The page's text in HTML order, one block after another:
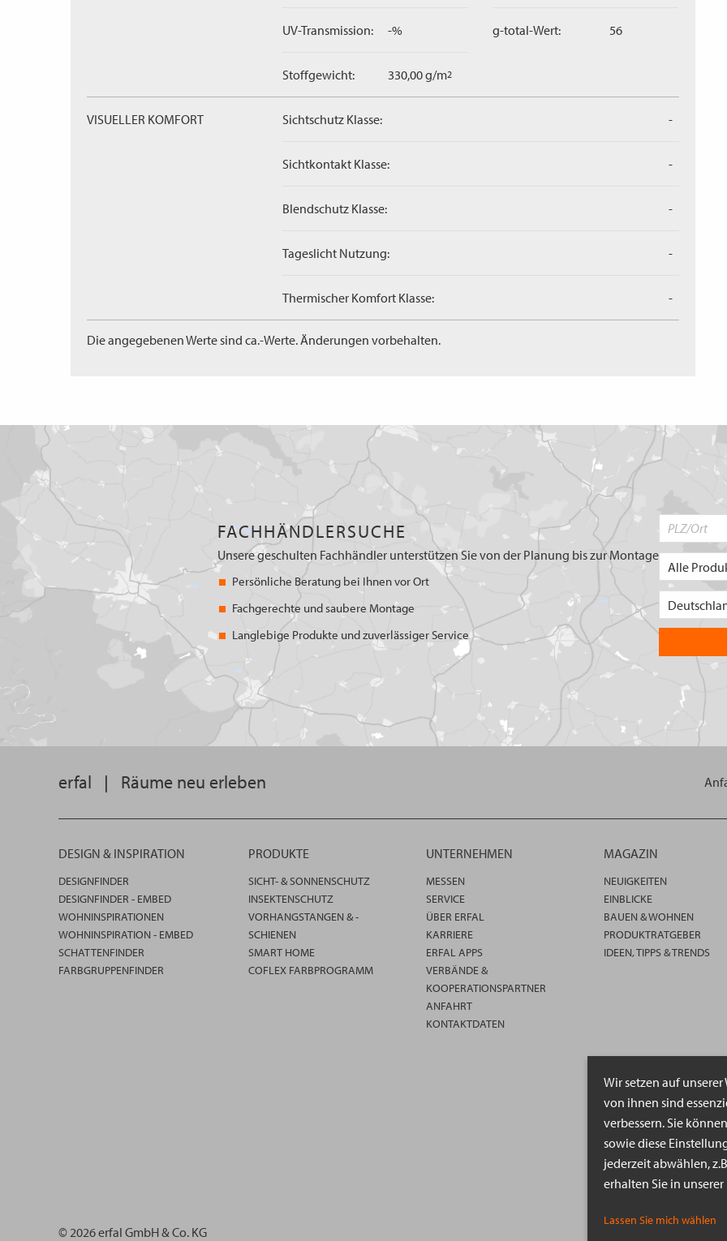
Wir setzen auf
von ihnen sind
verbessern. Sie
sowie diese
jederzeit abwählen,
erhalten Sie in
Lassen Sie mich wählen
UV-Transmission: -%
Stoffgewicht: 330,00 g/m2
g-total-Wert: 56
VISUELLER KOMFORT Sichtschutz Klasse: -
Sichtkontakt Klasse: -
Blendschutz Klasse: -
Tageslicht Nutzung: -
Thermischer Komfort Klasse: -
Die angegebenen Werte sind ca.-Werte. Änderungen vorbehalten.
FACHHÄNDLERSUCHE
Unsere geschulten Fachhändler unterstützen Sie von der Planung bis zur Montage
Persönliche Beratung bei Ihnen vor Ort
Fachgerechte und saubere Montage
Langlebige Produkte und zuverlässiger Service
erfal | Räume neu erleben
DESIGN & INSPIRATION
DESIGNFINDER
DESIGNFINDER - EMBED
WOHNINSPIRATIONEN
WOHNINSPIRATION - EMBED
SCHATTENFINDER
FARBGRUPPENFINDER
PRODUKTE
SICHT- & SONNENSCHUTZ
INSEKTENSCHUTZ
VORHANGSTANGEN & -
SCHIENEN
SMART HOME
COFLEX FARBPROGRAMM
UNTERNEHMEN
MESSEN
SERVICE
ÜBER ERFAL
KARRIERE
ERFAL APPS
VERBÄNDE &
KOOPERATIONSPARTNER
ANFAHRT
KONTAKTDATEN
MAGAZIN
NEUIGKEITEN
EINBLICKE
BAUEN & WOHNEN
PRODUKTRATGEBER
IDEEN, TIPPS & TRENDS
© 2026 erfal GmbH & Co. KG